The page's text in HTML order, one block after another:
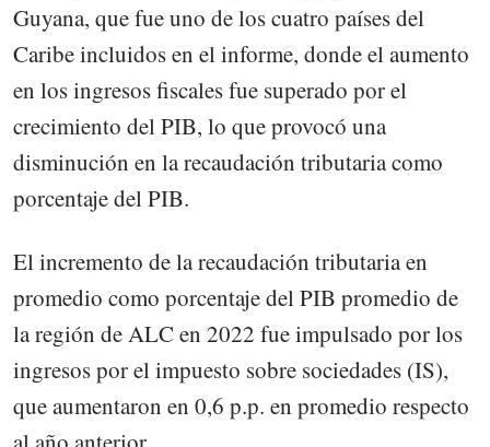
Guyana, que fue uno de los cuatro países del
Caribe incluidos en el informe, donde el aumento
en los ingresos fiscales fue superado por el
crecimiento del PIB, lo que provocó una
disminución en la recaudación tributaria como
porcentaje del PIB.
El incremento de la recaudación tributaria en
promedio como porcentaje del PIB promedio de
la región de ALC en 2022 fue impulsado por los
ingresos por el impuesto sobre sociedades (IS),
que aumentaron en 0,6 p.p. en promedio respecto